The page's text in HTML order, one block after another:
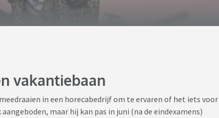
vakantiebaan
in een horecabedrijf om te ervaren of het iets voor
maar hij kan pas in juni (na de eindexamens)